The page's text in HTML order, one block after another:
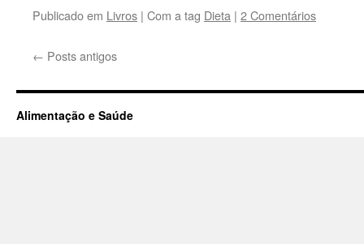
Publicado em Livros | Com a tag Dieta | 2 Comentários
← Posts antigos
Alimentação e Saúde